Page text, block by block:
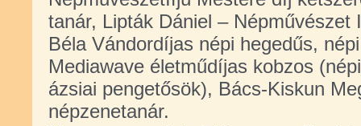
tanár, Lipták Dániel –
Béla Vándordíjas népi hegedűs,
Mediawave életműdíjas kobzos
ázsiai pengetősök), Bács-Kiskun
népzenetanár.